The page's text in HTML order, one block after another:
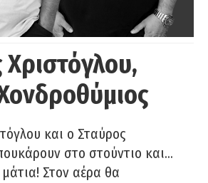
και ο Σταύρος
στο στούντιο και…
Στον αέρα θα